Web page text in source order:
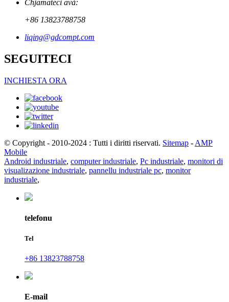
Chjamateci avà:
+86 13823788758
liqing@gdcompt.com
SEGUITECI
INCHIESTA ORA
© Copyright - 2010-2024 : Tutti i diritti riservati. Sitemap - AMP
Mobile
Android industriale, computer industriale, Pc industriale, monitori di
visualizazione industriale, pannellu industriale pc, monitor
industriale,
telefonu
Tel
+86 13823788758
E-mail